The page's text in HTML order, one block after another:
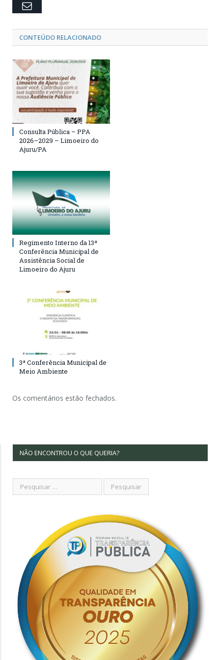
Email
CONTEÚDO RELACIONADO
Consulta Pública – PPA
2026–2029 – Limoeiro do
Ajuru/PA
Regimento Interno da 13ª
Conferência Municipal de
Assistência Social de
Limoeiro do Ajuru
3ª Conferência Municipal de
Meio Ambiente
Os comentários estão fechados.
NÃO ENCONTROU O QUE QUERIA?